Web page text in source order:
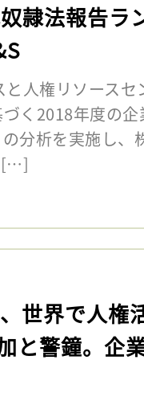
隷法報告ラ
人権リソースセ
く2018年度の
分析を実施し、
[…]
世界で人権
と警鐘。企